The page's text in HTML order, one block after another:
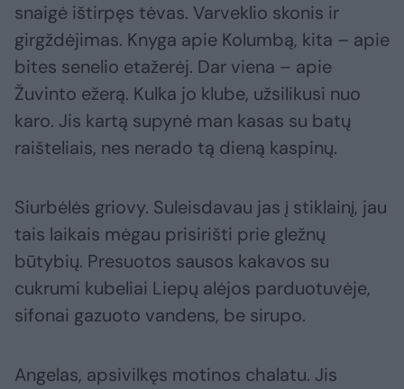
snaigė ištirpęs tėvas. Varveklio skonis ir
girgždėjimas. Knyga apie Kolumbą, kita – apie
bites senelio etažerėj. Dar viena – apie
Žuvinto ežerą. Kulka jo klube, užsilikusi nuo
karo. Jis kartą supynė man kasas su batų
raišteliais, nes nerado tą dieną kaspinų.
Siurbėlės griovy. Suleisdavau jas į stiklainį, jau
tais laikais mėgau prisirišti prie gležnų
būtybių. Presuotos sausos kakavos su
cukrumi kubeliai Liepų alėjos parduotuvėje,
sifonai gazuoto vandens, be sirupo.
Angelas, apsivilkęs motinos chalatu. Jis